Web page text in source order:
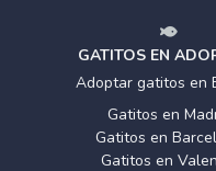
GATITOS EN
Adoptar gatitos en
Gatitos en
Gatitos en
Gatitos en